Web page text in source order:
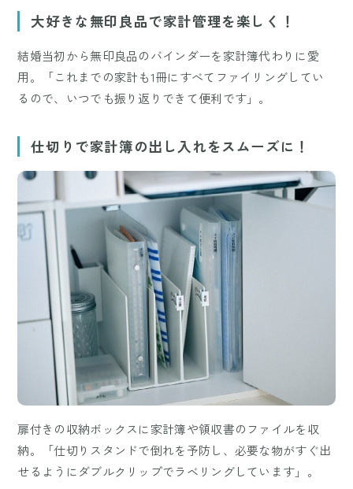
大好きな無印良品で家計管理を楽しく！
結婚当初から無印良品のバインダーを家計簿代わりに愛
用。「これまでの家計も1冊にすべてファイリングしてい
るので、いつでも振り返りできて便利です」。
仕切りで家計簿の出し入れをスムーズに！
扉付きの収納ボックスに家計簿や領収書のファイルを収
納。「仕切りスタンドで倒れを予防し、必要な物がすぐ出
せるようにダブルクリップでラベリングしています」。